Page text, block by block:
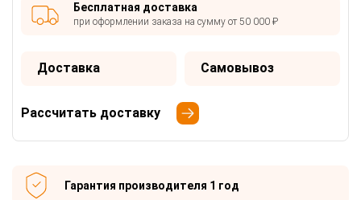
Бесплатная доставка
при оформлении заказа на сумму от 50 000 ₽
Доставка Самовывоз
Рассчитать доставку
Гарантия производителя 1 год